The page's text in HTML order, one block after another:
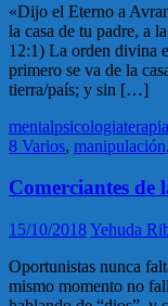
«Dijo el Eterno a
la casa de tu padre, a
12:1) La orden divina
primero se va de la
tierra/país; y sin […]
mentalpsicologiaterapia
8 Varios, manipulación,
Comerciantes de
15/10/2018Yehuda
Oportunistas nunca
mismo momento no